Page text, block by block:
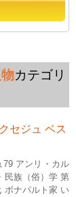
カテゴリ
セジュ ベス
アンリ・カル
民族（俗）学 第
ボナパルト家 い